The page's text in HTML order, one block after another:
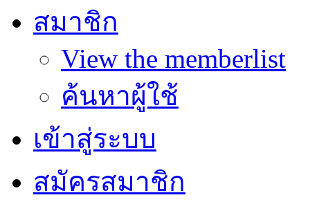
สมาชิก
View the memberlist
ค้นหาผู้ใช้
เข้าสู่ระบบ
สมัครสมาชิก